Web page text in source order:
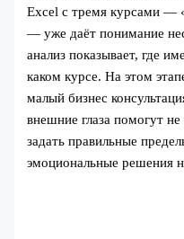
Excel с тремя курсами —
— уже даёт понимание
анализ показывает, где
каком курсе. На этом
малый бизнес
внешние глаза помогут
задать правильные
эмоциональные решения